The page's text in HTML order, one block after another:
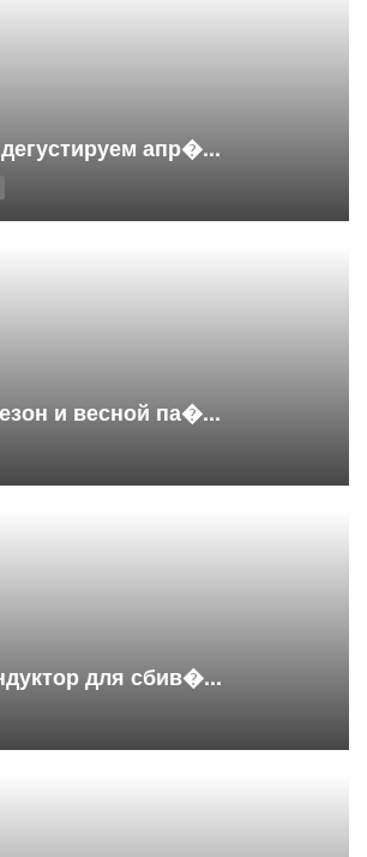
апр�...
и весной па�...
для сбив�...